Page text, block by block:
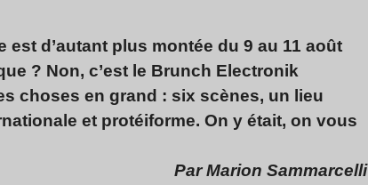
d’autant plus montée du 9 au 11 août
? Non, c’est le Brunch Electronik
choses en grand : six scènes, un lieu
et protéiforme. On y était, on vous
Par Marion Sammarcelli